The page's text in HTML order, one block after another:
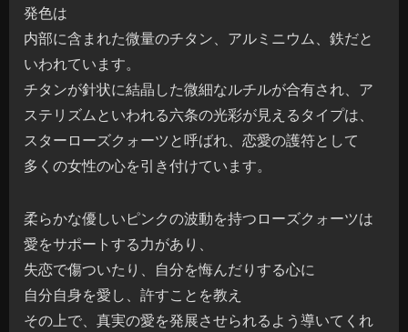
発色は
内部に含まれた微量のチタン、アルミニウム、鉄だと
いわれています。
チタンが針状に結晶した微細なルチルが合有され、ア
ステリズムといわれる六条の光彩が見えるタイプは、
スターローズクォーツと呼ばれ、恋愛の護符として
多くの女性の心を引き付けています。
柔らかな優しいピンクの波動を持つローズクォーツは
愛をサポートする力があり、
失恋で傷ついたり、自分を悔んだりする心に
自分自身を愛し、許すことを教え
その上で、真実の愛を発展させられるよう導いてくれ